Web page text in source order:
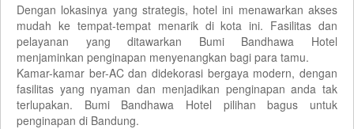
Dengan lokasinya yang strategis, hotel ini menawarkan akses
mudah ke tempat-tempat menarik di kota ini. Fasilitas dan
pelayanan yang ditawarkan Bumi Bandhawa Hotel
menjaminkan penginapan menyenangkan bagi para tamu.
Kamar-kamar ber-AC dan didekorasi bergaya modern, dengan
fasilitas yang nyaman dan menjadikan penginapan anda tak
terlupakan. Bumi Bandhawa Hotel pilihan bagus untuk
penginapan di Bandung.